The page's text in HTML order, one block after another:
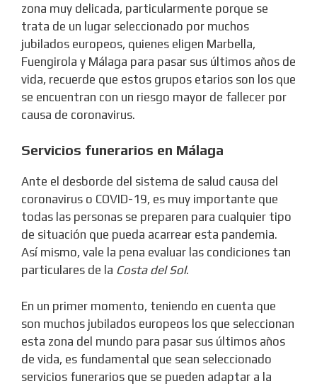
zona muy delicada, particularmente porque se
trata de un lugar seleccionado por muchos
jubilados europeos, quienes eligen Marbella,
Fuengirola y Málaga para pasar sus últimos años de
vida, recuerde que estos grupos etarios son los que
se encuentran con un riesgo mayor de fallecer por
causa de coronavirus.
Servicios funerarios en Málaga
Ante el desborde del sistema de salud causa del
coronavirus o COVID-19, es muy importante que
todas las personas se preparen para cualquier tipo
de situación que pueda acarrear esta pandemia.
Así mismo, vale la pena evaluar las condiciones tan
particulares de la Costa del Sol.
En un primer momento, teniendo en cuenta que
son muchos jubilados europeos los que seleccionan
esta zona del mundo para pasar sus últimos años
de vida, es fundamental que sean seleccionado
servicios funerarios que se pueden adaptar a la